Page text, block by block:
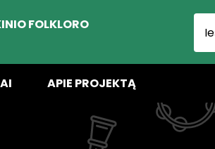
FOLKLORO
APIE PROJEKTĄ